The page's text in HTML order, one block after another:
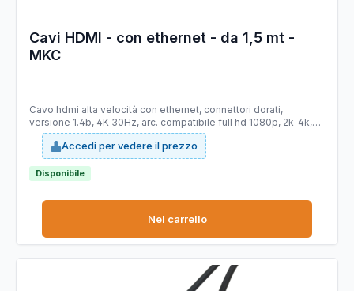
Cavi HDMI - con ethernet - da 1,5 mt -
MKC
Cavo hdmi alta velocità con ethernet, connettori dorati,
versione 1.4b, 4K 30Hz, arc. compatibile full hd 1080p, 2k-4k,
3d. lunghezza 1.5mt., confezione in blister
Accedi per vedere il prezzo
Disponibile
Nel carrello